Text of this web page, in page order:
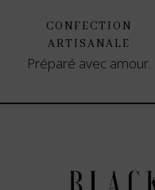
CONFECTION
ARTISANALE
Préparé avec amour.